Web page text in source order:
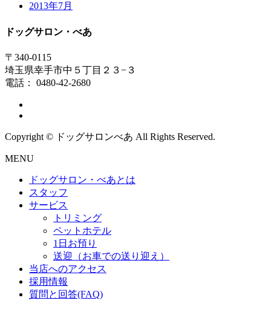
2013年7月
ドッグサロン・べあ
〒340-0115
埼玉県幸手市中５丁目２３−３
電話： 0480-42-2680
Copyright © ドッグサロンべあ All Rights Reserved.
MENU
ドッグサロン・べあとは
スタッフ
サービス
トリミング
ペットホテル
1日お預り
送迎（お車での送り迎え）
当店へのアクセス
採用情報
質問と回答(FAQ)